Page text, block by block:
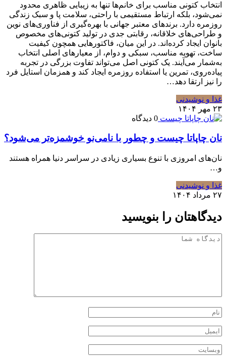
انتخاب کتونی مناسب برای خانم‌ها تنها به زیبایی ظاهری محدود
نمی‌شود، بلکه ارتباط مستقیمی با راحتی، سلامت پا و سبک زندگی
روزمره دارد. برندهای معتبر جهانی با بهره‌گیری از فناوری‌های نوین
و طراحی‌های خلاقانه، رقابتی جدی در تولید کتونی‌های مخصوص
بانوان ایجاد کرده‌اند. در این میان، فاکتورهایی همچون کیفیت
ساخت، تهویه مناسب، سبکی و دوام، از معیارهای اصلی انتخاب
به‌شمار می‌آیند. یک کتونی اصل می‌تواند تفاوت بزرگی در تجربه
پیاده‌روی، تمرین یا استفاده روزمره ایجاد کند و همزمان استایل فرد
را نیز ارتقا دهد…
غذا و نوشیدنی
۲۳ مهر ۱۴۰۴
0 دیدگاه
نان چاپاتا چیست و چطور با نامی‌نو خوشمزه‌تر می‌شود؟
نان‌های امروزی با تنوع بسیاری زیادی در سراسر دنیا همراه هستند
و…
غذا و نوشیدنی
۲۷ مرداد ۱۴۰۴
دیدگاهتان را بنویسید